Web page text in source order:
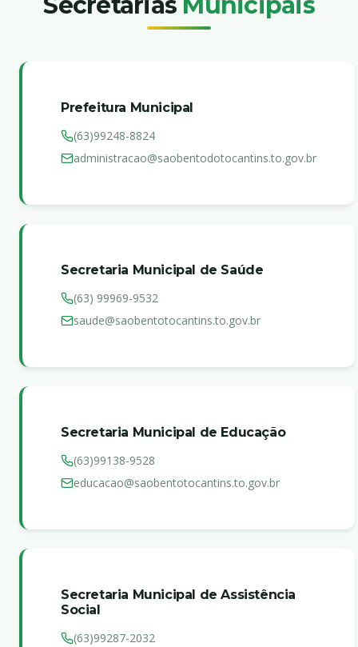
Prefeitura Municipal
(63)99248-8824
administracao@saobentodotocantins.to.gov.br
Secretaria Municipal de Saúde
(63) 99969-9532
saude@saobentotocantins.to.gov.br
Secretaria Municipal de Educação
(63)99138-9528
educacao@saobentotocantins.to.gov.br
Secretaria Municipal de Assistência
Social
(63)99287-2032